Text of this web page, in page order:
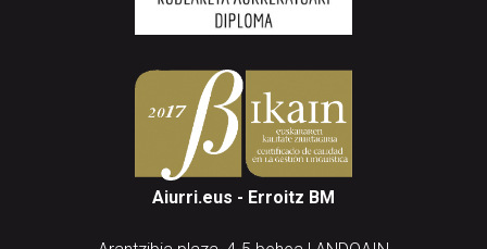
Aiurri.eus - Erroitz BM
Arantzibia plaza, 4-5 behea | ANDOAIN
Tel.: 943 300 732 | Faxa: 943 300 731